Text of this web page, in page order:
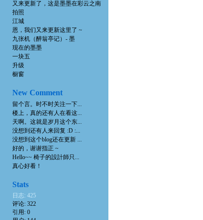
又来更新了，这是墨墨在彩云之南
拍照
江城
恩，我们又来更新这里了 ~
九张机（醉翁亭记）- 墨
现在的墨墨
一块五
升级
橱窗
New Comment
留个言。时不时关注一下...
楼上，真的还有人在看这...
天啊。这就是岁月这个东...
没想到还有人来回复 :D :...
没想到这个blog还在更新 ...
好的，谢谢指正 ~
Hello~~ 椅子的設計師只...
真心好看！
Stats
日志: 425
评论: 322
引用: 0